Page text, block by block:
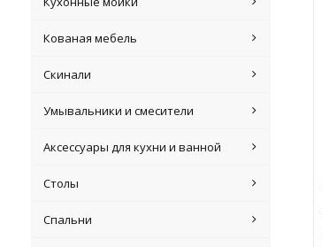
Кованая мебель
Скинали
Умывальники и смесители
Аксессуары для кухни и ванной
Столы
Спальни